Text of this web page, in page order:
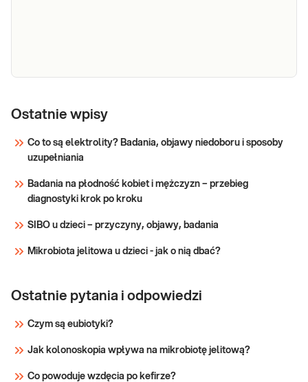
krwi
badanie krwi oceniające liczbę i wygląd krwinek:
krwi. Pomaga w wykrywaniu infekcji, stanów
zapalnych, niedokrwistości i innych zaburzeń.
Ostatnie wpisy
Co to są elektrolity? Badania, objawy niedoboru i sposoby
uzupełniania
Badania na płodność kobiet i mężczyzn – przebieg
diagnostyki krok po kroku
SIBO u dzieci – przyczyny, objawy, badania
Mikrobiota jelitowa u dzieci - jak o nią dbać?
Ostatnie pytania i odpowiedzi
Czym są eubiotyki?
Jak kolonoskopia wpływa na mikrobiotę jelitową?
Co powoduje wzdęcia po kefirze?